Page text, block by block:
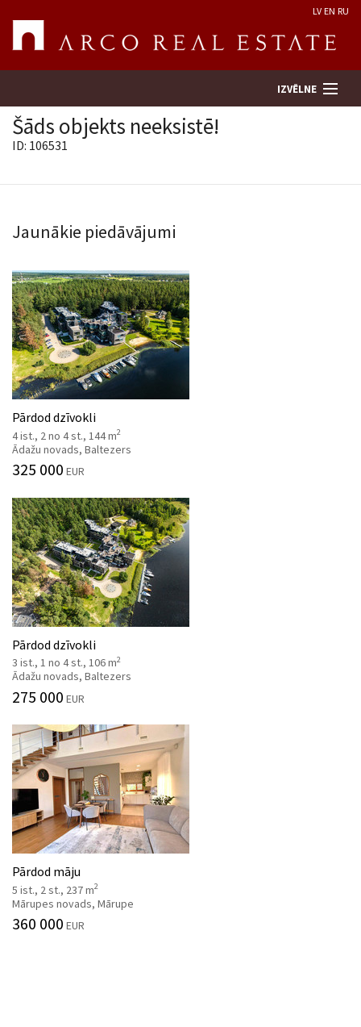
LV EN RU
IZVĒLNE
Uzņēmums
Pakalpojumi
Kontakti
Šāds objekts neeksistē!
ID: 106531
Jaunākie piedāvājumi
Pārdod dzīvokli
4 ist., 2 no 4 st., 144 m2
Ādažu novads, Baltezers
325 000 EUR
Pārdod dzīvokli
3 ist., 1 no 4 st., 106 m2
Ādažu novads, Baltezers
275 000 EUR
Pārdod māju
5 ist., 2 st., 237 m2
Mārupes novads, Mārupe
360 000 EUR